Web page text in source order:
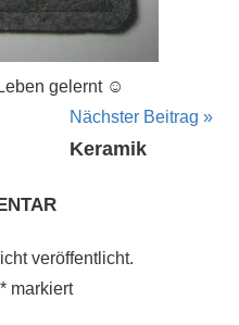
gelernt ☺
Nächster Beitrag
Keramik
veröffentlicht.
* markiert